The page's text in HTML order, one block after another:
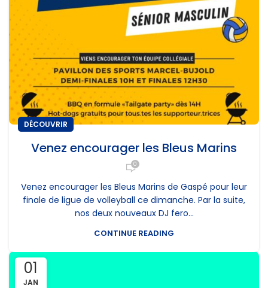
DÉCOUVRIR
Venez encourager les Bleus Marins
0
Venez encourager les Bleus Marins de Gaspé pour leur
finale de ligue de volleyball ce dimanche. Par la suite,
nos deux nouveaux DJ fero...
CONTINUE READING
01
JAN